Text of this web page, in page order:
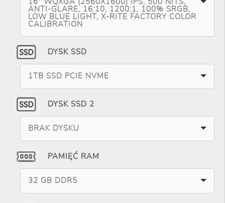
ANTI-GLARE, 16:10, 1200:1, 100% SRGB,
LOW BLUE LIGHT, X-RITE FACTORY COLOR
CALIBRATION
DYSK SSD
1TB SSD PCIE NVME
DYSK SSD 2
BRAK DYSKU
PAMIĘĆ RAM
32 GB DDR5